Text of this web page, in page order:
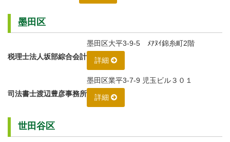
墨田区
税理士法人坂部綜合会計
墨田区大平3-9-5 ﾒｱﾇｲ錦糸町2階
詳細
司法書士渡辺豊彦事務所
墨田区業平3-7-9 児玉ビル３０１
詳細
世田谷区